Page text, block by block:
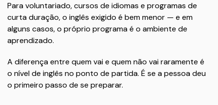
Para voluntariado, cursos de idiomas e programas de
curta duração, o inglês exigido é bem menor — e em
alguns casos, o próprio programa é o ambiente de
aprendizado.
A diferença entre quem vai e quem não vai raramente é
o nível de inglês no ponto de partida. É se a pessoa deu
o primeiro passo de se preparar.